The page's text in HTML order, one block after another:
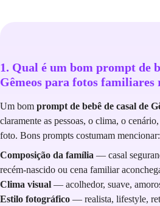
1. Qual é um bom prompt de
Gêmeos para fotos familiares
Um bom prompt de bebê de casal de
claramente as pessoas, o clima, o
foto. Bons prompts costumam mencionar:
Composição da família — casal
recém-nascido ou cena familiar
Clima visual — acolhedor, suave,
Estilo fotográfico — realista, lifestyle,